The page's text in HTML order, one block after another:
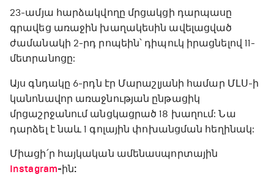
23-ամյա հարձակվողը մրցակցի դարպասը
գրավեց առաջին խաղակեսին ավելացված
ժամանակի 2-րդ րոպեին՝ դիպուկ իրացնելով 11-
մետրանոցը:
Այս գնդակը 6-րդն էր Մարաշլյանի համար ՄԼՍ-ի
կանոնավոր առաջնության ընթացիկ
մրցաշրջանում անցկացրած 18 խաղում: Նա
դարձել է նաև 1 գոլային փոխանցման հեղինակ:
Միացի՛ր հայկական ամենասպորտային
Instagram-ին: